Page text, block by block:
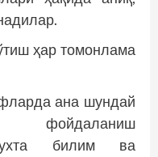
ҳар томонлама
ана шундай
билим ва